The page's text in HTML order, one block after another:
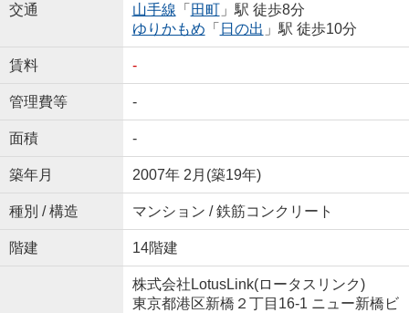
交通
山手線 「 田町」駅 徒歩8分
ゆりかもめ 「 日の出 」駅 徒歩10分
賃料 -
管理費等 -
面積 -
築年月 2007年 2月(築19年)
種別 / 構造 マンション / 鉄筋コンクリート
階建 14階建
株式会社LotusLink(ロータスリンク)
東京都港区新橋２丁目16-1 ニュー新橋ビ